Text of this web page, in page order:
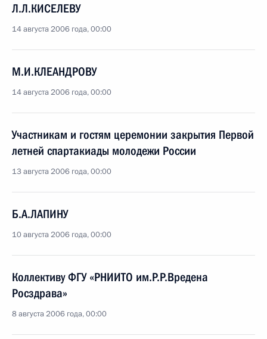
Л.Л.КИСЕЛЕВУ
14 августа 2006 года, 00:00
М.И.КЛЕАНДРОВУ
14 августа 2006 года, 00:00
Участникам и гостям церемонии закрытия Первой
летней спартакиады молодежи России
13 августа 2006 года, 00:00
Б.А.ЛАПИНУ
10 августа 2006 года, 00:00
Коллективу ФГУ «РНИИТО им.Р.Р.Вредена
Росздрава»
8 августа 2006 года, 00:00